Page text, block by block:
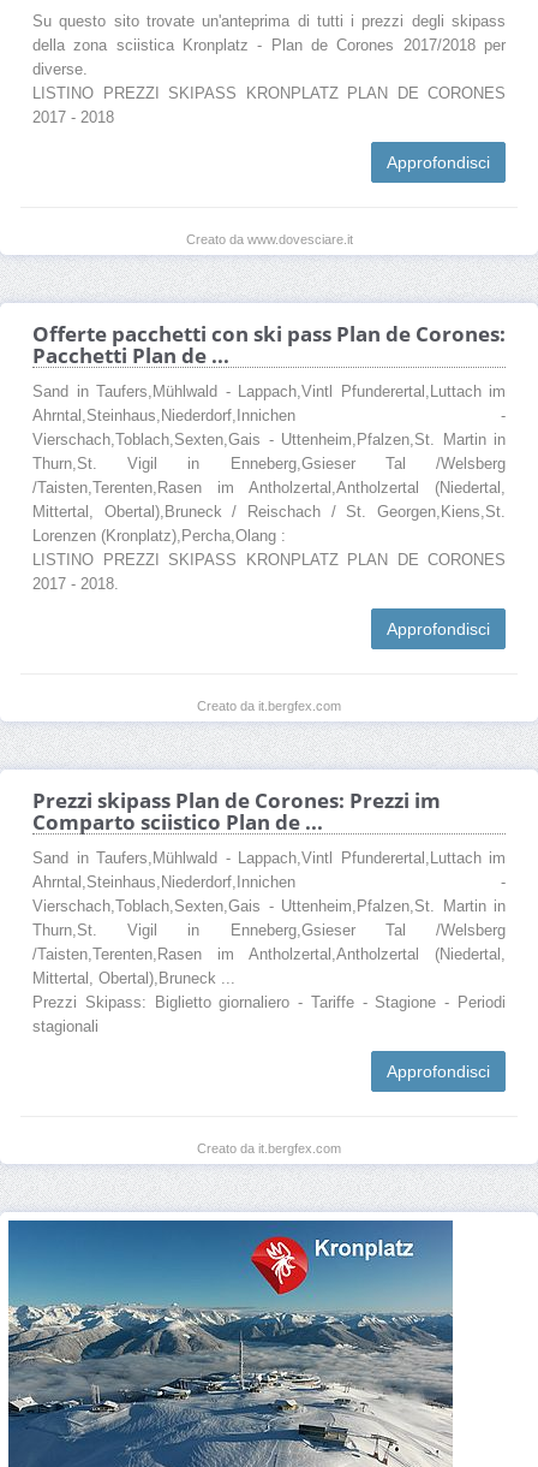
Su questo sito trovate un'anteprima di tutti i prezzi degli skipass
della zona sciistica Kronplatz - Plan de Corones 2017/2018 per
diverse.
LISTINO PREZZI SKIPASS KRONPLATZ PLAN DE CORONES
2017 - 2018
Approfondisci
Creato da www.dovesciare.it
Offerte pacchetti con ski pass Plan de Corones:
Pacchetti Plan de ...
Sand in Taufers,Mühlwald - Lappach,Vintl Pfunderertal,Luttach im
Ahrntal,Steinhaus,Niederdorf,Innichen -
Vierschach,Toblach,Sexten,Gais - Uttenheim,Pfalzen,St. Martin in
Thurn,St. Vigil in Enneberg,Gsieser Tal /Welsberg
/Taisten,Terenten,Rasen im Antholzertal,Antholzertal (Niedertal,
Mittertal, Obertal),Bruneck / Reischach / St. Georgen,Kiens,St.
Lorenzen (Kronplatz),Percha,Olang :
LISTINO PREZZI SKIPASS KRONPLATZ PLAN DE CORONES
2017 - 2018.
Approfondisci
Creato da it.bergfex.com
Prezzi skipass Plan de Corones: Prezzi im
Comparto sciistico Plan de ...
Sand in Taufers,Mühlwald - Lappach,Vintl Pfunderertal,Luttach im
Ahrntal,Steinhaus,Niederdorf,Innichen -
Vierschach,Toblach,Sexten,Gais - Uttenheim,Pfalzen,St. Martin in
Thurn,St. Vigil in Enneberg,Gsieser Tal /Welsberg
/Taisten,Terenten,Rasen im Antholzertal,Antholzertal (Niedertal,
Mittertal, Obertal),Bruneck ...
Prezzi Skipass: Biglietto giornaliero - Tariffe - Stagione - Periodi
stagionali
Approfondisci
Creato da it.bergfex.com